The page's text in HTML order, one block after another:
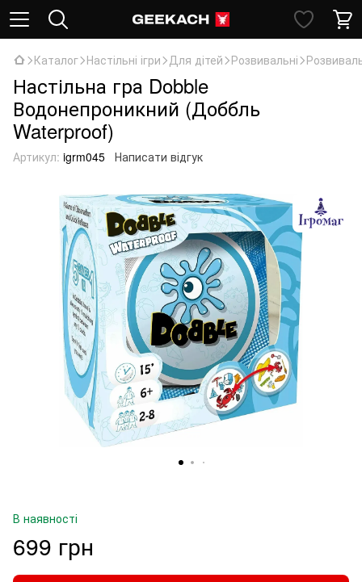
Каталог Настільні ігри Для дітей Розвивальні
Настільна гра Dobble
Водонепроникний (Доббль
Waterproof)
Артикул: igrm045 Написати відгук
В наявності
699 грн